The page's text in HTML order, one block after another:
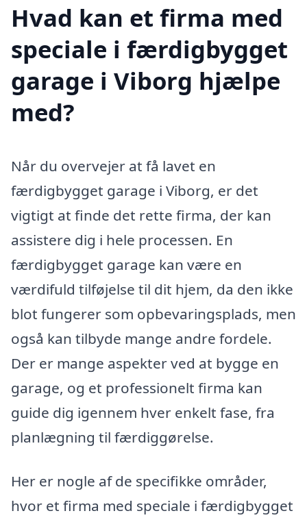
Hvad kan et firma med
speciale i færdigbygget
garage i Viborg hjælpe
med?
Når du overvejer at få lavet en
færdigbygget garage i Viborg, er det
vigtigt at finde det rette firma, der kan
assistere dig i hele processen. En
færdigbygget garage kan være en
værdifuld tilføjelse til dit hjem, da den ikke
blot fungerer som opbevaringsplads, men
også kan tilbyde mange andre fordele.
Der er mange aspekter ved at bygge en
garage, og et professionelt firma kan
guide dig igennem hver enkelt fase, fra
planlægning til færdiggørelse.
Her er nogle af de specifikke områder,
hvor et firma med speciale i færdigbygget